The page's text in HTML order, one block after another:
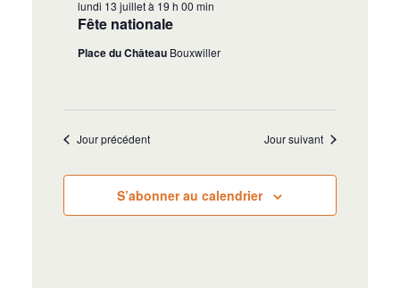
Fête nationale
lundi 13 juillet à 19 h 00 min
Place du Château Bouxwiller
Jour précédent Jour suivant
S’abonner au calendrier